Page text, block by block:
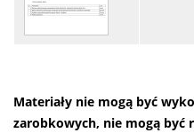
Materiały nie mogą być
zarobkowych, nie mogą być